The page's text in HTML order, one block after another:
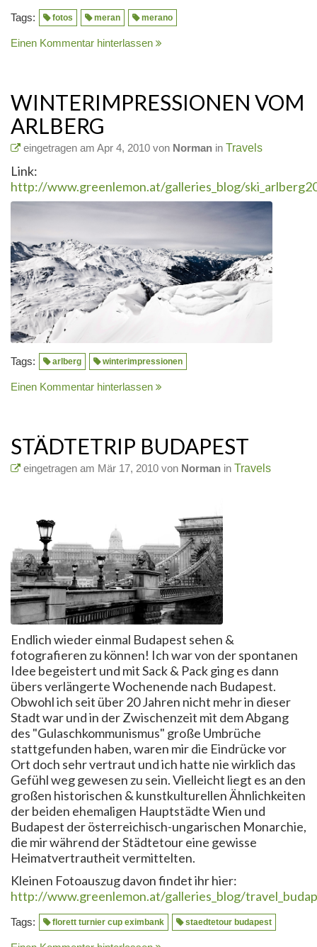
Tags: fotos meran merano
Einen Kommentar hinterlassen
WINTERIMPRESSIONEN VOM
ARLBERG
eingetragen am Apr 4, 2010 von Norman in Travels
Link:
http://www.greenlemon.at/galleries_blog/
Tags: arlberg winterimpressionen
Einen Kommentar hinterlassen
STÄDTETRIP BUDAPEST
eingetragen am Mär 17, 2010 von Norman in Travels
Endlich wieder einmal Budapest sehen &
fotografieren zu können! Ich war von der spontanen
Idee begeistert und mit Sack & Pack ging es dann
übers verlängerte Wochenende nach Budapest.
Obwohl ich seit über 20 Jahren nicht mehr in dieser
Stadt war und in der Zwischenzeit mit dem Abgang
des "Gulaschkommunismus" große Umbrüche
stattgefunden haben, waren mir die Eindrücke vor
Ort doch sehr vertraut und ich hatte nie wirklich das
Gefühl weg gewesen zu sein. Vielleicht liegt es an den
großen historischen & kunstkulturellen Ähnlichkeiten
der beiden ehemaligen Hauptstädte Wien und
Budapest der österreichisch-ungarischen Monarchie,
die mir während der Städtetour eine gewisse
Heimatvertrautheit vermittelten.
Kleinen Fotoauszug davon findet ihr hier:
http://www.greenlemon.at/galleries_blog/
Tags: florett turnier cup eximbank staedtetour budapest